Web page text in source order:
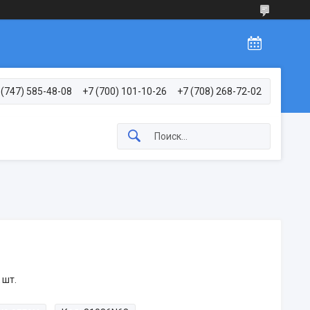
(747) 585-48-08 +7 (700) 101-10-26 +7 (708) 268-72-02